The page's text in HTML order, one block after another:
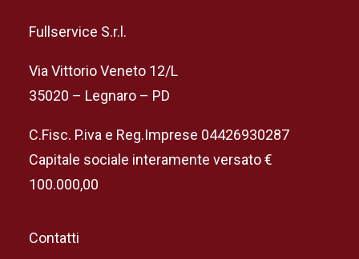
Fullservice S.r.l.
Via Vittorio Veneto 12/L
35020 – Legnaro – PD
C.Fisc. P.iva e Reg.Imprese 04426930287
Capitale sociale interamente versato €
100.000,00
Contatti